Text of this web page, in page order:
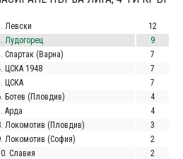
Левски
12
Лудогорец
9
Спартак (Варна)
7
ЦСКА 1948
7
ЦСКА
7
Ботев (Пловдив)
4
Арда
4
Локомотив (Пловдив)
3
Локомотив (София)
2
Славия
2